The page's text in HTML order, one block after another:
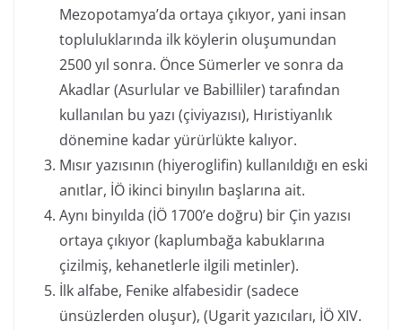
Mezopotamya’da ortaya çıkıyor, yani insan
topluluklarında ilk köylerin oluşumundan
2500 yıl sonra. Önce Sümerler ve sonra da
Akadlar (Asurlular ve Babilliler) tarafından
kullanılan bu yazı (çiviyazısı), Hıristiyanlık
dönemine kadar yürürlükte kalıyor.
Mısır yazısının (hiyeroglifin) kullanıldığı en eski
anıtlar, İÖ ikinci binyılın başlarına ait.
Aynı binyılda (İÖ 1700’e doğru) bir Çin yazısı
ortaya çıkıyor (kaplumbağa kabuklarına
çizilmiş, kehanetlerle ilgili metinler).
İlk alfabe, Fenike alfabesidir (sadece
ünsüzlerden oluşur), (Ugarit yazıcıları, İÖ XIV.